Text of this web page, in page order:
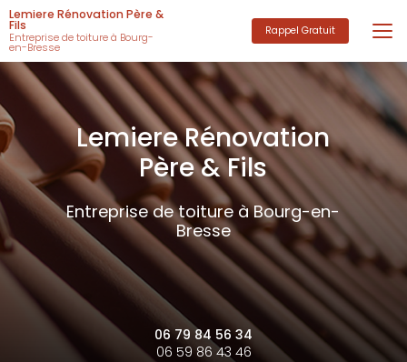
Aller
au
contenu
principal
Lemiere Rénovation Père &
Fils
Entreprise de toiture à Bourg-
en-Bresse
Rappel Gratuit
Lemiere Rénovation
Père & Fils
Entreprise de toiture à Bourg-en-
Bresse
06 79 84 56 34
06 59 86 43 46